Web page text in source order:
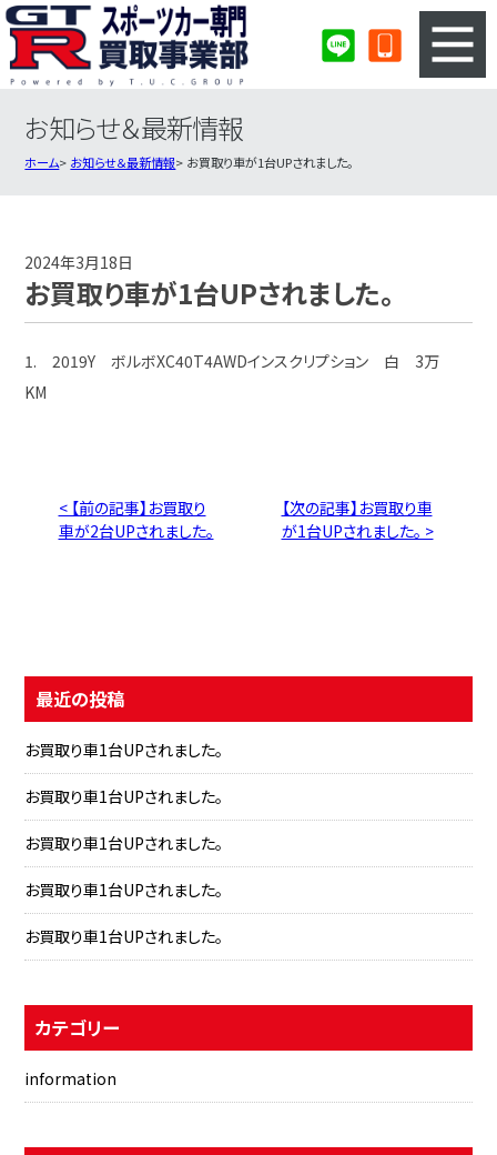
3ステップのカンタン査定
スポーツカー買取実績
お知らせ＆最新情報
ホーム お知らせ＆最新情報 お買取り車が1台UPされました。
2024年3月18日
お買取り車が1台UPされました。
1. 2019Y ボルボXC40T4AWDインスクリプション 白 3万
KM
< 【前の記事】お買取り
車が2台UPされました。
【次の記事】お買取り車
が1台UPされました。 >
最近の投稿
お買取り車1台UPされました。
お買取り車1台UPされました。
お買取り車1台UPされました。
お買取り車1台UPされました。
お買取り車1台UPされました。
カテゴリー
information